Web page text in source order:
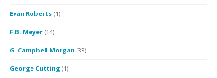
Evan Roberts (1)
F.B. Meyer (14)
G. Campbell Morgan (33)
George Cutting (1)